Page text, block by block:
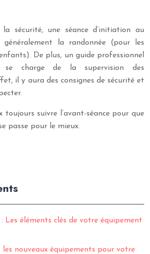
sécurité, une séance d’initiation au
généralement la randonnée (pour les
De plus, un guide professionnel
se charge de la supervision des
il y aura des consignes de sécurité et
toujours suivre l’avant-séance pour que
passe pour le mieux.
Les éléments clés de votre équipement
les nouveaux équipements pour votre